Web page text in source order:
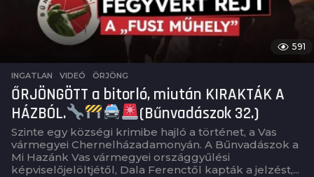
591
INGATLAN ,VIDEÓ ÖRJÖNG
ŐRJÖNGÖTT a bitorló, miután KIRAKTÁK A
HÁZBÓL.
(Bűnvadászok 32.)
Szinte egy községi krimibe hajló a történet, a Vas
vármegyei Chernelházadamonyán. A Bűnvadászok a
Mi Hazánk Vas vármegyei országgyűlési
képviselőjelöltjétől, Dala Ferenctől kapták a jelzést,...